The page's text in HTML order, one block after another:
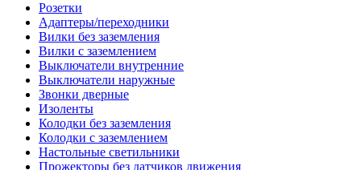
Розетки
Адаптеры/переходники
Вилки без заземления
Вилки с заземлением
Выключатели внутренние
Выключатели наружные
Звонки дверные
Изоленты
Колодки без заземления
Колодки с заземлением
Настольные светильники
Прожекторы без датчиков движения